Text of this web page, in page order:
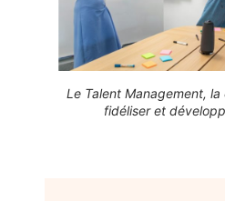
Le Talent Management,
fidéliser et